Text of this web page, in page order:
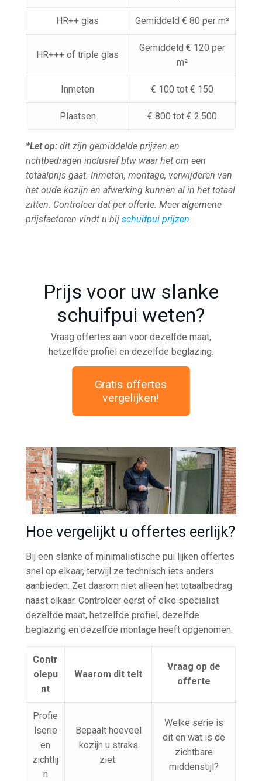
HR++ glas Gemiddeld € 80 per m²
HR+++ of triple glas
Gemiddeld € 120 per
m²
Inmeten € 100 tot € 150
Plaatsen € 800 tot € 2.500
*Let op: dit zijn gemiddelde prijzen en
richtbedragen inclusief btw waar het om een
totaalprijs gaat. Inmeten, montage, verwijderen van
het oude kozijn en afwerking kunnen al in het totaal
zitten. Controleer dat per offerte. Meer algemene
prijsfactoren vindt u bijschuifpui prijzen.
Prijs voor uw slanke
schuifpui weten?
Vraag offertes aan voor dezelfde maat,
hetzelfde profiel en dezelfde beglazing.
Gratis offertes
vergelijken!
Hoe vergelijkt u offertes eerlijk?
Bij een slanke of minimalistische pui lijken offertes
snel op elkaar, terwijl ze technisch iets anders
aanbieden. Zet daarom niet alleen het totaalbedrag
naast elkaar. Controleer eerst of elke specialist
dezelfde maat, hetzelfde profiel, dezelfde
beglazing en dezelfde montage heeft opgenomen.
Contr
olepu
nt
Waarom dit telt
Vraag op de
offerte
Profie
lserie
en
zichtlij
n
Bepaalt hoeveel
kozijn u straks
ziet.
Welke serie is
dit en wat is de
zichtbare
middenstijl?